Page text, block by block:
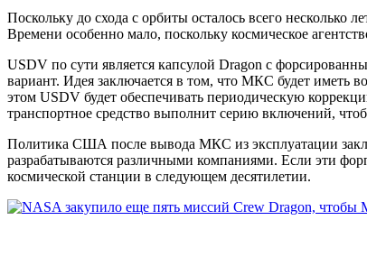
Поскольку до схода с орбиты осталось всего
Времени особенно мало, поскольку космическое
USDV по сути является капсулой Dragon с
вариант. Идея заключается в том, что МКС будет иметь
этом USDV будет обеспечивать периодическую
транспортное средство выполнит серию включений,
Политика США после вывода МКС из эксплуатации
разрабатываются различными компаниями. Если эти
космической станции в следующем десятилетии.